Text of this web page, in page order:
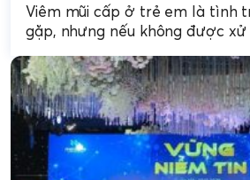
Viêm mũi cấp ở trẻ em là tình
gặp, nhưng nếu không được